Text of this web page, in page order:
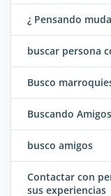
¿ Pensando
buscar persona
Busco
Buscando
busco amigos
Contactar con
sus experiencias